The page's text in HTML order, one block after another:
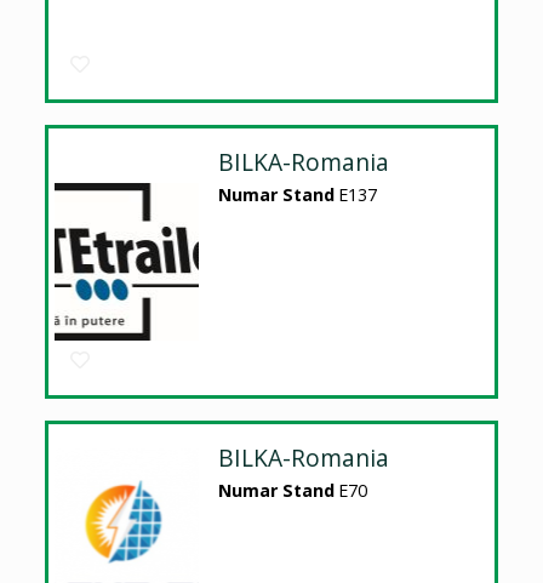
BILKA-Romania
Numar Stand E137
BILKA-Romania
Numar Stand E70